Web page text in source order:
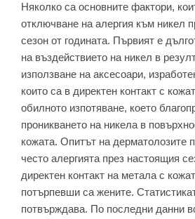
Няколко са основните фактори,
отключване на алергия към никел
сезон от годината. Първият е
на въздействието на никел в
използване на аксесоари,
които са в директен контакт с
обилното изпотяване, което
проникването на никела в
кожата. Опитът на дерматолозите
често алергията през настоящия
директен контакт на метала с
потърпевши са жените.
потвърждава. По последни данни